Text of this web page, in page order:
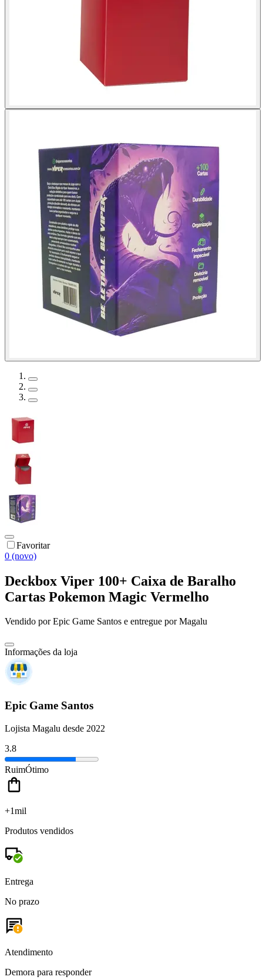
Favoritar
0 (novo)
Deckbox Viper 100+ Caixa de Baralho
Cartas Pokemon Magic Vermelho
Vendido porEpic Game Santos e entregue por Magalu
Informações da loja
Epic Game Santos
Lojista Magalu desde 2022
3.8
RuimÓtimo
+1mil
Produtos vendidos
Entrega
No prazo
Atendimento
Demora para responder